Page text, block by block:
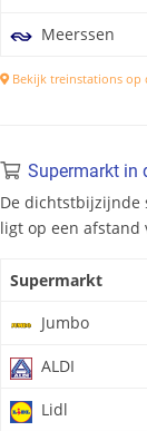
Meerssen
Bekijk treinstations op
Supermarkt in
De dichtstbijzijnde
ligt op een afstand
Supermarkt
Jumbo
ALDI
Lidl